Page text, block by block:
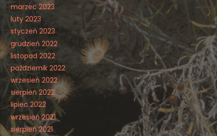
marzec 2023
luty 2023
styczeń 2023
grudzień 2022
listopad 2022
październik 2022
wrzesień 2022
sierpień 2022
lipiec 2022
wrzesień 2021
sierpień 2021